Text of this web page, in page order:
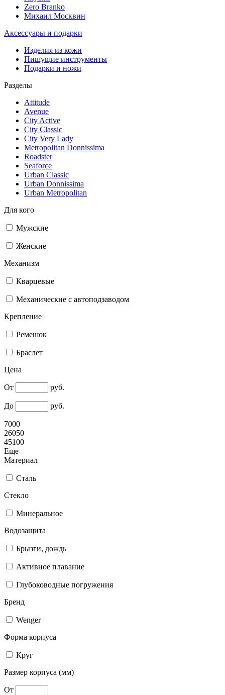
Zero Branko
Михаил Москвин
Аксессуары и подарки
Изделия из кожи
Пишущие инструменты
Подарки и ножи
Разделы
Attitude
Avenue
City Active
City Classic
City Very Lady
Metropolitan Donnissima
Roadster
Seaforce
Urban Classic
Urban Donnissima
Urban Metropolitan
Для кого
Мужские
Женские
Механизм
Кварцевые
Механические с автоподзаводом
Крепление
Ремешок
Браслет
Цена
От руб.
До руб.
7000
26050
45100
Еще
Материал
Сталь
Стекло
Минеральное
Водозащита
Брызги, дождь
Активное плавание
Глубоководные погружения
Бренд
Wenger
Форма корпуса
Круг
Размер корпуса (мм)
От